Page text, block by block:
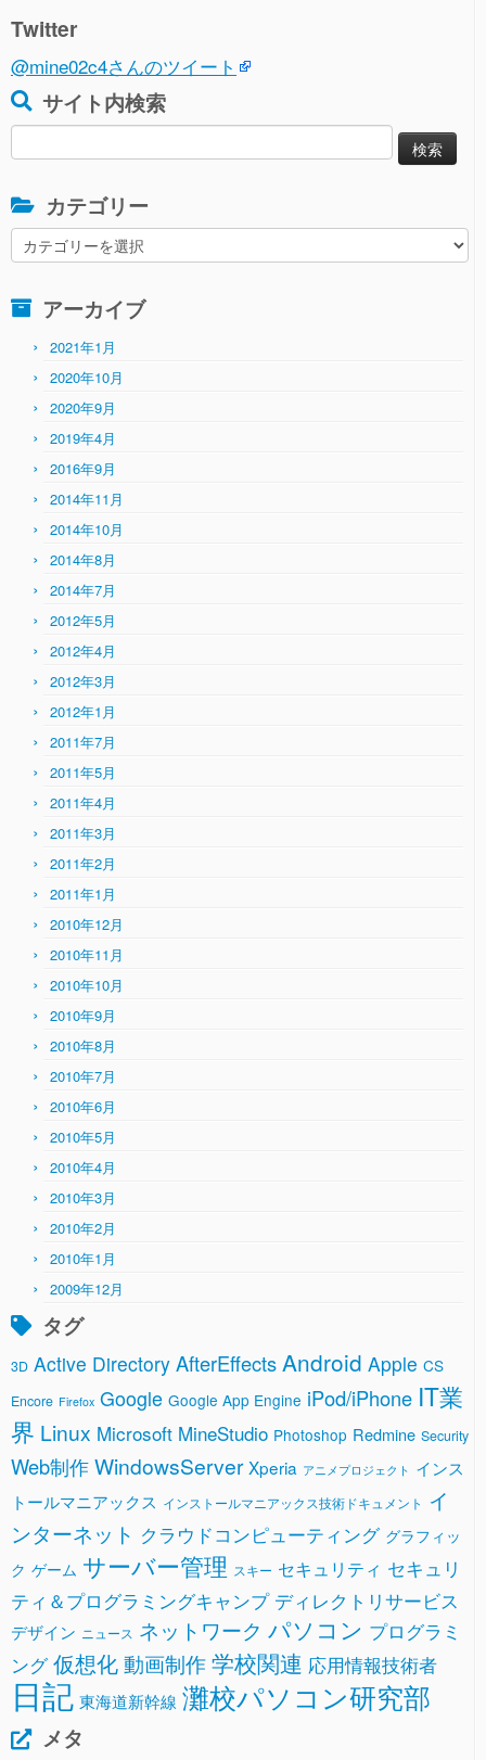
Twitter
@mine02c4さんのツイート
サイト内検索
索:
カテゴリー
カ
テ
リ
アーカイブ
2021年1月
2020年10月
2020年9月
2019年4月
2016年9月
2014年11月
2014年10月
2014年8月
2014年7月
2012年5月
2012年4月
2012年3月
2012年1月
2011年7月
2011年5月
2011年4月
2011年3月
2011年2月
2011年1月
2010年12月
2010年11月
2010年10月
2010年9月
2010年8月
2010年7月
2010年6月
2010年5月
2010年4月
2010年3月
2010年2月
2010年1月
2009年12月
タグ
3D Active Directory AfterEffectsAndroid Apple CS
Encore Firefox Google Google App Engine iPod/iPhone IT業
界 Linux Microsoft MineStudio Photoshop Redmine Security
Web制作WindowsServer Xperia アニメプロジェクト インス
トールマニアックス インストールマニアックス技術ドキュメント イ
ンターネット クラウドコンピューティング グラフィッ
ク ゲーム サーバー管理 スキー セキュリティ セキュリ
ティ＆プログラミングキャンプ ディレクトリサービス
デザイン ニュース ネットワーク パソコン プログラミ
ング 仮想化動画制作学校関連 応用情報技術者
日記 東海道新幹線 灘校パソコン研究部
メタ